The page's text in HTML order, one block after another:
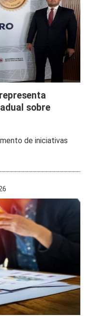
sobre
de iniciativas